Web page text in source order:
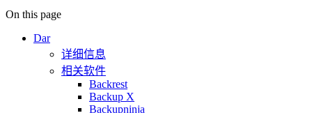
On this page
Dar
详细信息
相关软件
Backrest
Backup X
Backupninja